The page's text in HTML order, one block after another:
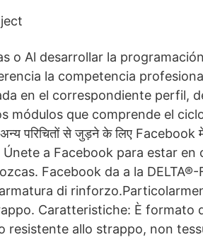
o Al desarrollar la
la competencia
en el correspondiente perfil,
que comprende el ciclo
परिचितों से जुड़ने के लिए
Únete a Facebook para estar
Facebook da a la DELTA®-
di
Caratteristiche: È formato
resistente allo strappo, non